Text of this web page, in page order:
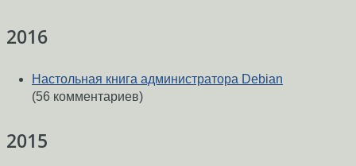
2016
Настольная книга администратора Debian
(56 комментариев)
2015